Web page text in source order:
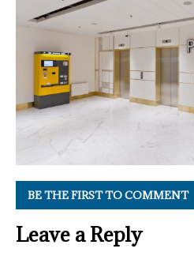
BE THE FIRST TO COMMENT
Leave a Reply